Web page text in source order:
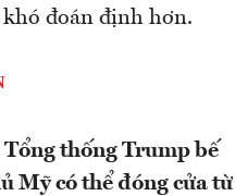
đoán định hơn.
Tổng thống Trump bế
Mỹ có thể đóng cửa từ